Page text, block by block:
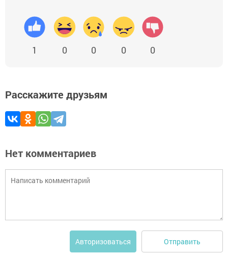
1 0 0 0 0
Расскажите друзьям
Нет комментариев
Авторизоваться Отправить